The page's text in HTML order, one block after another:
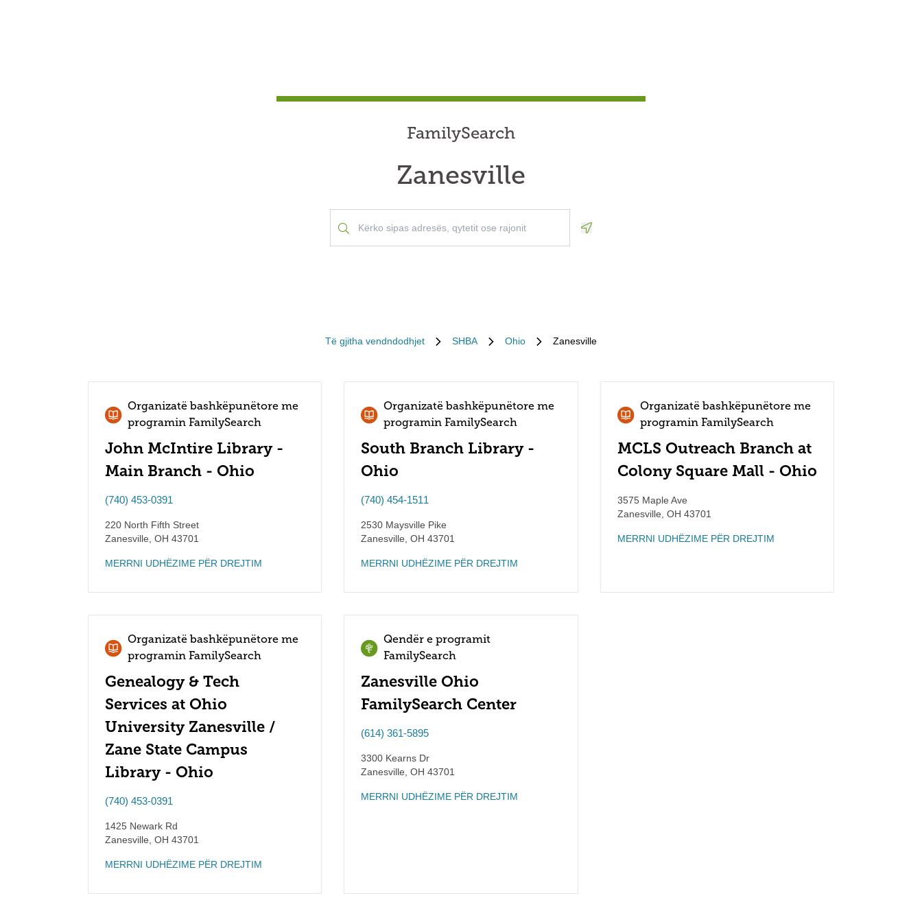
FamilySearch
Zanesville
Të gjitha vendndodhjet SHBA Ohio Zanesville
Organizatë bashkëpunëtore me
programin FamilySearch
John McIntire Library -
Main Branch - Ohio
(740) 453-0391
220 North Fifth Street
Zanesville OH 43701
MERRNI UDHËZIME PËR DREJTIM
Organizatë bashkëpunëtore me
programin FamilySearch
South Branch Library -
Ohio
(740) 454-1511
2530 Maysville Pike
Zanesville OH 43701
MERRNI UDHËZIME PËR DREJTIM
Organizatë bashkëpunëtore me
programin FamilySearch
MCLS Outreach Branch at
Colony Square Mall - Ohio
3575 Maple Ave
Zanesville OH 43701
MERRNI UDHËZIME PËR DREJTIM
Organizatë bashkëpunëtore me
programin FamilySearch
Genealogy & Tech
Services at Ohio
University Zanesville /
Zane State Campus
Library - Ohio
(740) 453-0391
1425 Newark Rd
Zanesville OH 43701
MERRNI UDHËZIME PËR DREJTIM
Qendër e programit
FamilySearch
Zanesville Ohio
FamilySearch Center
(614) 361-5895
3300 Kearns Dr
Zanesville OH 43701
MERRNI UDHËZIME PËR DREJTIM